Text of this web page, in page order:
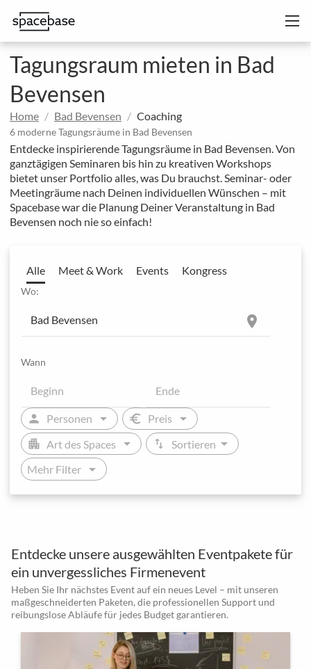
Tagungsraum mieten in Bad
Bevensen
Home Bad Bevensen Coaching
6 moderne Tagungsräume in Bad Bevensen
Entdecke inspirierende Tagungsräume in Bad Bevensen. Von
ganztägigen Seminaren bis hin zu kreativen Workshops
bietet unser Portfolio alles, was Du brauchst. Seminar- oder
Meetingräume nach Deinen individuellen Wünschen – mit
Spacebase war die Planung Deiner Veranstaltung in Bad
Bevensen noch nie so einfach!
Alle Meet & Work Events Kongress
Wo:
location_on
Wann
person Personen arrow_drop_down euro Preis arrow_drop_down
apartment Art des Spaces arrow_drop_down swap_vert Sortieren arrow_drop_down
Mehr Filter arrow_drop_down
Entdecke unsere ausgewählten Eventpakete für
ein unvergessliches Firmenevent
Heben Sie Ihr nächstes Event auf ein neues Level – mit unseren
maßgeschneiderten Paketen, die professionellen Support und
reibungslose Abläufe für jedes Budget garantieren.